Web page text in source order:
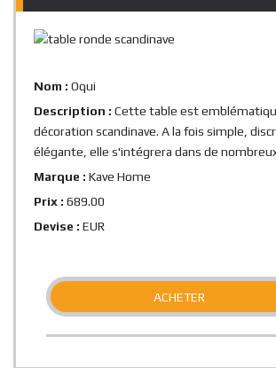
Nom : Oqui
Description : Cette table est
décoration scandinave. A la fois simple,
élégante, elle s'intégrera dans de
Marque : Kave Home
Prix : 689.00
Devise : EUR
ACHETER